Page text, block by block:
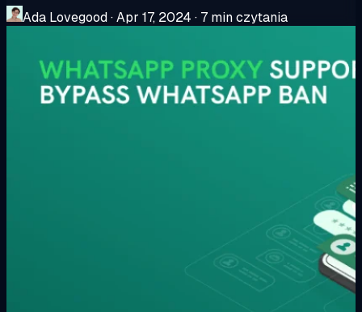
Ada Lovegood·Apr 17, 2024 · 7 min czytania